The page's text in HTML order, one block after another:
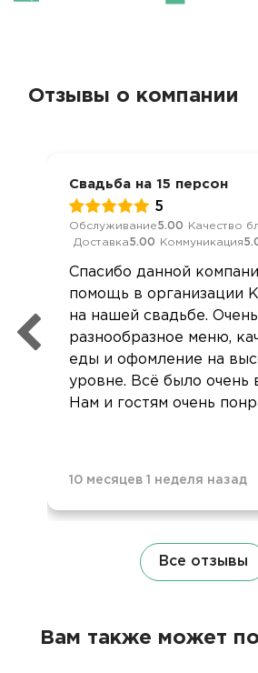
Отзывы о компании
Свадьба на 15 персон
5
Обслуживание5.00 Качество
Доставка5.00 Коммуникация
Спасибо данной
помощь в организации
на нашей свадьбе. Очень
разнообразное меню,
еды и офомление на
уровне. Всё было очень
Нам и гостям очень
10 месяцев 1 неделя назад
Все отзывы
Вам также может